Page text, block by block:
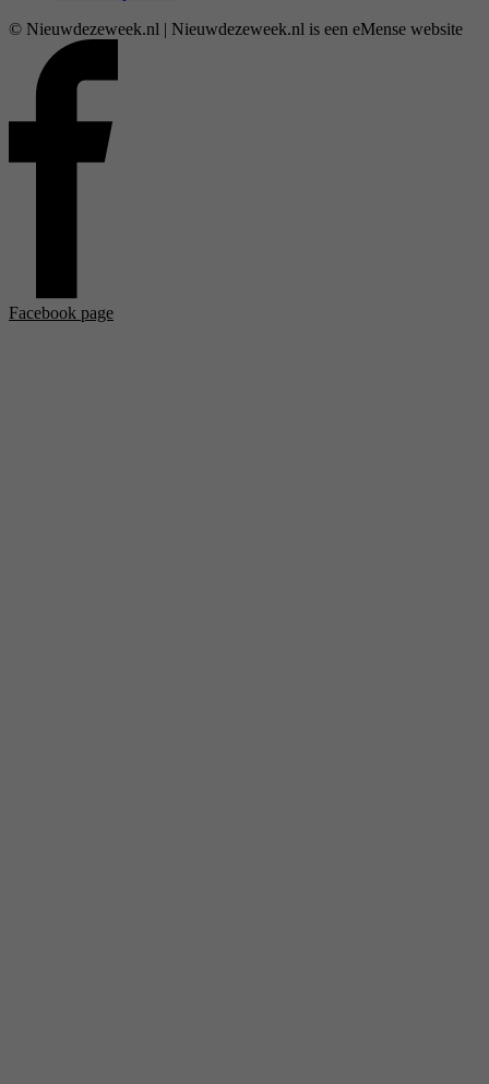
© Nieuwdezeweek.nl | Nieuwdezeweek.nl is een eMense website
Facebook page